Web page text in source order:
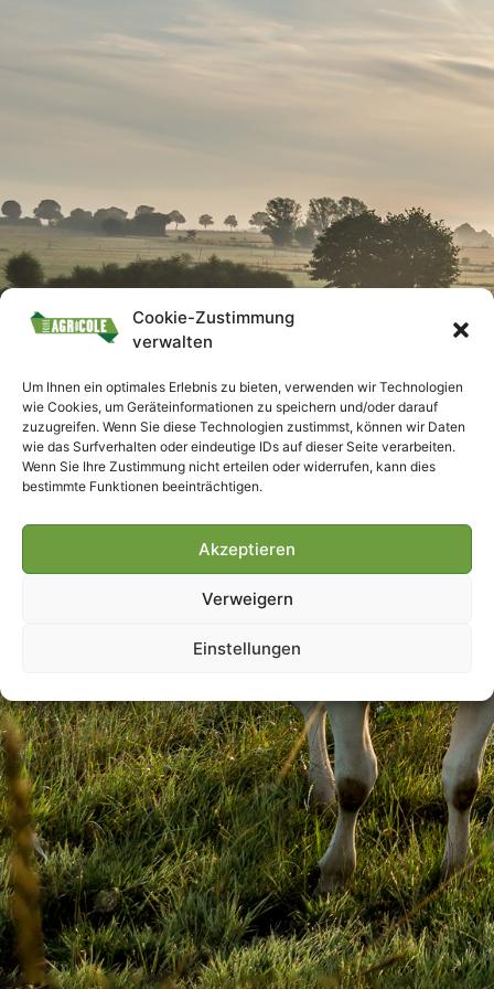
Cookie-Zustimmung
verwalten
Um Ihnen ein optimales Erlebnis zu bieten, verwenden wir Technologien
wie Cookies, um Geräteinformationen zu speichern und/oder darauf
zuzugreifen. Wenn Sie diese Technologien zustimmst, können wir Daten
wie das Surfverhalten oder eindeutige IDs auf dieser Seite verarbeiten.
Wenn Sie Ihre Zustimmung nicht erteilen oder widerrufen, kann dies
bestimmte Funktionen beeinträchtigen.
Akzeptieren
Verweigern
Einstellungen
Villmools Merci! Bis nächst
Joer!